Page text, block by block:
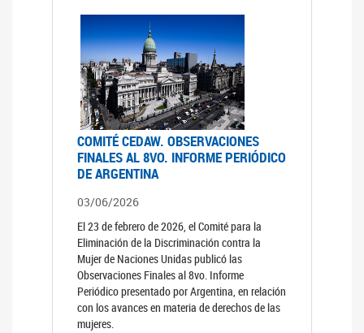
COMITÉ CEDAW. OBSERVACIONES
FINALES AL 8VO. INFORME PERIÓDICO
DE ARGENTINA
03/06/2026
El 23 de febrero de 2026, el Comité para la
Eliminación de la Discriminación contra la
Mujer de Naciones Unidas publicó las
Observaciones Finales al 8vo. Informe
Periódico presentado por Argentina, en relación
con los avances en materia de derechos de las
mujeres.